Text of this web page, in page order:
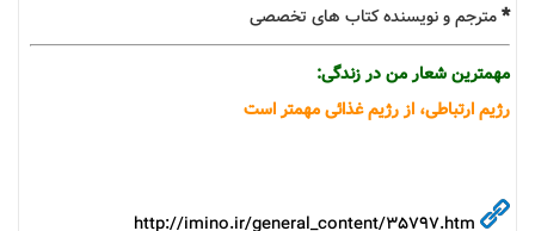
*مترجم و نویسنده کتاب های تخصصی
مهمترین شعار من در زندگی:
رژیم ارتباطی، از رژیم غذائی مهمتر است